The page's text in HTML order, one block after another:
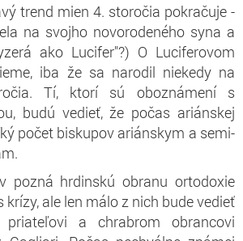
trend mien 4. storočia pokračuje -
na svojho novorodeného syna a
ako Lucifer"?) O Luciferovom
iba že sa narodil niekedy na
Tí, ktorí sú oboznámení s
budú vedieť, že počas ariánskej
počet biskupov ariánskym a semi-
pozná hrdinskú obranu ortodoxie
krízy, ale len málo z nich bude vedieť
a chrabrom obrancovi